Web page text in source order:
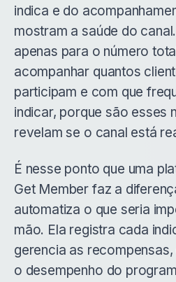
indica e do
mostram a saúde do
apenas para o número
acompanhar quantos
participam e com que
indicar, porque são esses
revelam se o canal está
É nesse ponto que uma
Get Member faz a
automatiza o que seria
mão. Ela registra cada
gerencia as
o desempenho do